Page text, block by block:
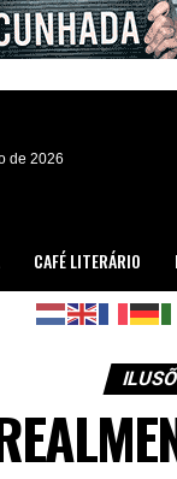
de 2026
CAFÉ LITERÁRIO